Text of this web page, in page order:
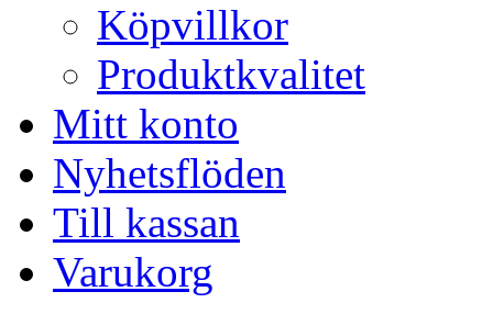
Köpvillkor
Produktkvalitet
Mitt konto
Nyhetsflöden
Till kassan
Varukorg